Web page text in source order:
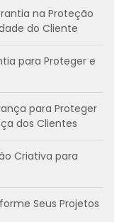
na Proteção
do Cliente
para Proteger e
para Proteger
dos Clientes
Criativa para
Seus Projetos